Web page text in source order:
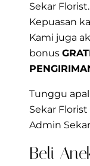
Sekar Florist.
Kepuasan
Kami juga
bonus
Tunggu
Sekar
Admin
Beli